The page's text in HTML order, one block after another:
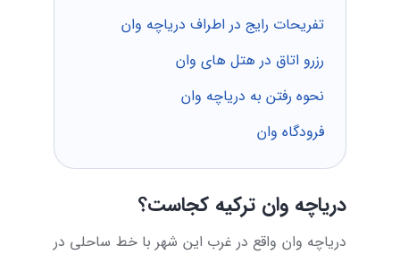
تفریحات رایج در اطراف دریاچه وان
رزرو اتاق در هتل های وان
نحوه رفتن به دریاچه وان
فرودگاه وان
دریاچه وان ترکیه کجاست؟
دریاچه وان واقع در غرب این شهر با خط ساحلی در